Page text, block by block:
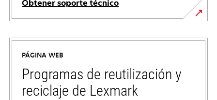
Obtener soporte técnico
opens
in
new
tab
PÁGINA WEB
Programas de reutilización y
reciclaje de Lexmark